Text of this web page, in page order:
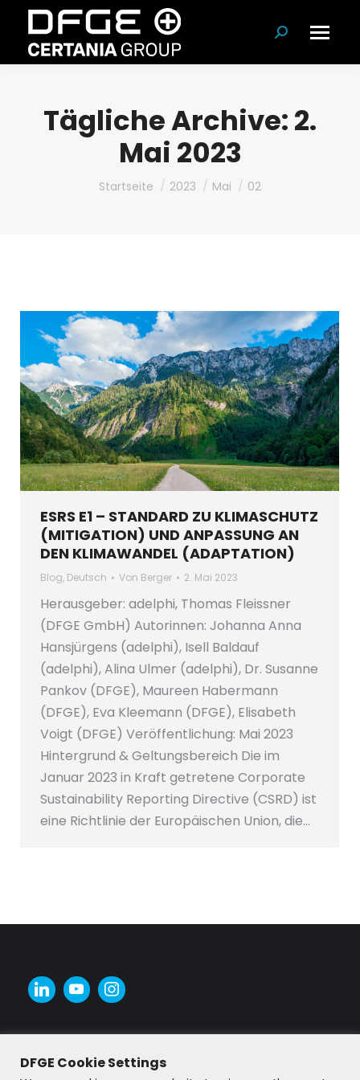
Suchen:
Tägliche Archive:2.
Mai 2023
Du bist hier:
Startseite 2023 Mai 02
ESRS E1 – STANDARD ZU KLIMASCHUTZ
(MITIGATION) UND ANPASSUNG AN
DEN KLIMAWANDEL (ADAPTATION)
Blog, Deutsch Von Berger 2. Mai 2023
Herausgeber: adelphi, Thomas Fleissner
(DFGE GmbH) Autorinnen: Johanna Anna
Hansjürgens (adelphi), Isell Baldauf
(adelphi), Alina Ulmer (adelphi), Dr. Susanne
Pankov (DFGE), Maureen Habermann
(DFGE), Eva Kleemann (DFGE), Elisabeth
Voigt (DFGE) Veröffentlichung: Mai 2023
Hintergrund & Geltungsbereich Die im
Januar 2023 in Kraft getretene Corporate
Sustainability Reporting Directive (CSRD) ist
eine Richtlinie der Europäischen Union, die…
DFGE Cookie Settings